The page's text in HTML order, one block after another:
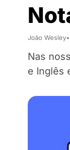
João Wesley
Nas
e Inglês